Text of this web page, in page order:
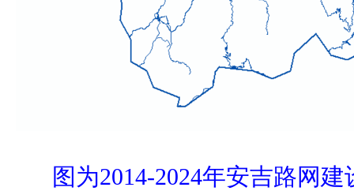
图为2014-2024年安吉路网